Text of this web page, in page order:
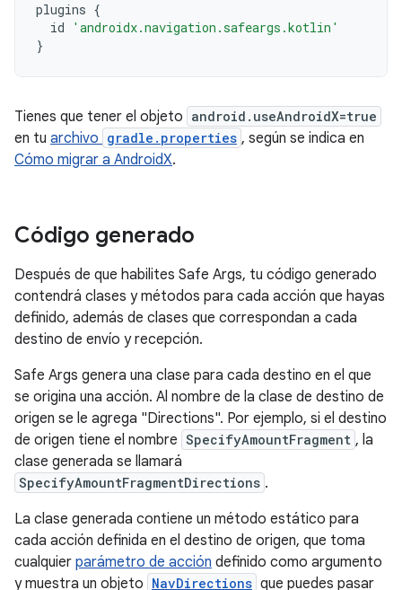
plugins {
id
'androidx.navigation.safeargs.kotlin'
}
Tienes que tener el objeto android.useAndroidX=true
en tu archivo gradle.properties , según se indica en
Cómo migrar a AndroidX.
Código generado
Después de que habilites Safe Args, tu código generado
contendrá clases y métodos para cada acción que hayas
definido, además de clases que correspondan a cada
destino de envío y recepción.
Safe Args genera una clase para cada destino en el que
se origina una acción. Al nombre de la clase de destino de
origen se le agrega "Directions". Por ejemplo, si el destino
de origen tiene el nombre SpecifyAmountFragment , la
clase generada se llamará
SpecifyAmountFragmentDirections .
La clase generada contiene un método estático para
cada acción definida en el destino de origen, que toma
cualquier parámetro de acción definido como argumento
y muestra un objeto NavDirections que puedes pasar